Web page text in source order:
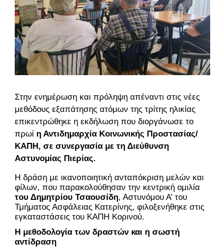
Στην ενημέρωση και πρόληψη απέναντι στις νέες
μεθόδους εξαπάτησης ατόμων της τρίτης ηλικίας
επικεντρώθηκε η εκδήλωση που διοργάνωσε το
πρωί η Αντιδημαρχία Κοινωνικής Προστασίας/
ΚΑΠΗ, σε συνεργασία με τη Διεύθυνση
Αστυνομίας Πιερίας.
Η δράση με ικανοποιητική ανταπόκριση μελών και
του Δημητρίου Τσαουσίδη, Αστυνόμου Α’ του
Τμήματος Ασφάλειας Κατερίνης, φιλοξενήθηκε στις
εγκαταστάσεις του ΚΑΠΗ Κορινού.
Η μεθοδολογία των δραστών και η σωστή
αντίδραση